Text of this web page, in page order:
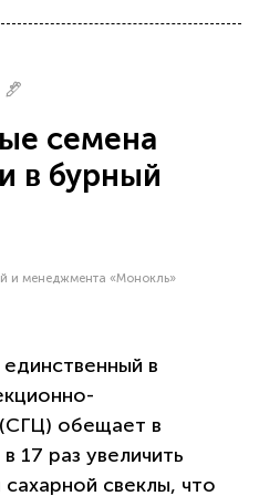
семена
в бурный
и менеджмента «Монокль»
в
(СГЦ) обещает в
17 раз увеличить
свеклы, что